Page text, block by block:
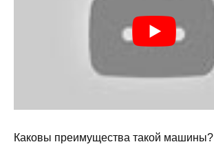
Каковы преимущества такой машины?